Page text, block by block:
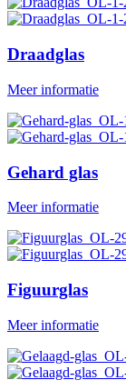
Draadglas
Meer informatie
Gehard glas
Meer informatie
Figuurglas
Meer informatie